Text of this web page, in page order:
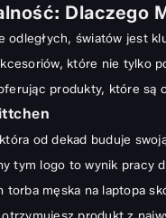
Męska Torba na
Toreb Wittchen
Użytkowanie
Aspekty Toreb
Dlaczego
odległych, światów jest
które nie tylko
produkty, które są
od dekad buduje
tym logo to wynik pracy
męska na laptopa